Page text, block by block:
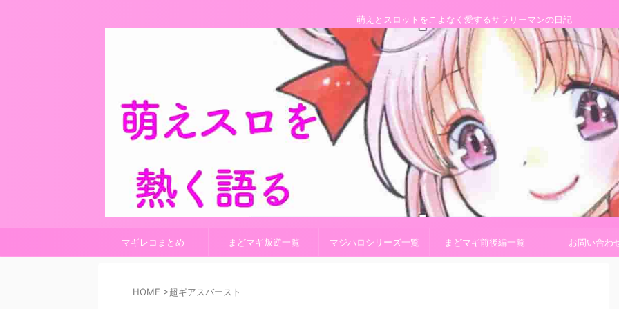
萌えとスロットをこよなく愛するサラリーマンの日記
マギレコまとめ まどマギ叛逆一覧 マジハロシリーズ一覧 まどマギ前後編一覧 お問い合わ
HOME >超ギアスバースト